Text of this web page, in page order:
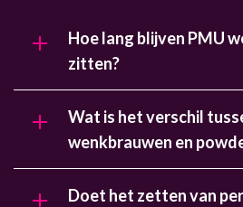
Hoe lang blijven PMU
zitten?
Wat is het verschil
wenkbrauwen en
Doet het zetten van